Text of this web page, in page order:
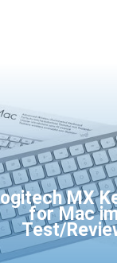
MX
for Mac
Test/